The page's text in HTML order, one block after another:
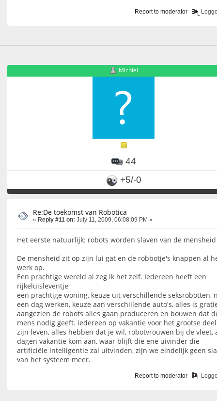
Report to moderator
Michiel
44
+5/-0
Re:De toekomst van Robotica
« Reply #11 on: July 11, 2009, 06:08:09 PM »
Het eerste natuurlijk: robots worden slaven van de mensheid
De mensheid zit op zijn lui gat en de robbotje's knappen al
werk op.
Een prachtige wereld al zeg ik het zelf. Iedereen heeft een
rijkeluisleventje
een prachtige woning, keuze uit verschillende seksrobotten,
een dag werken, keuze aan verschillende auto's, alles is
aangezien de robots alles gaan produceren en bouwen dat
mens nodig geeft. iedereen op vakantie voor het grootse
zijn leven, alles hebben dat je wil, robotvrouwen bij de vleet,
dagen vakantie kom aan, waar blijft die ene uivinder die
artificiële intelligentie zal uitvinden, zijn we eindelijk geen
van het systeem meer.
Report to moderator